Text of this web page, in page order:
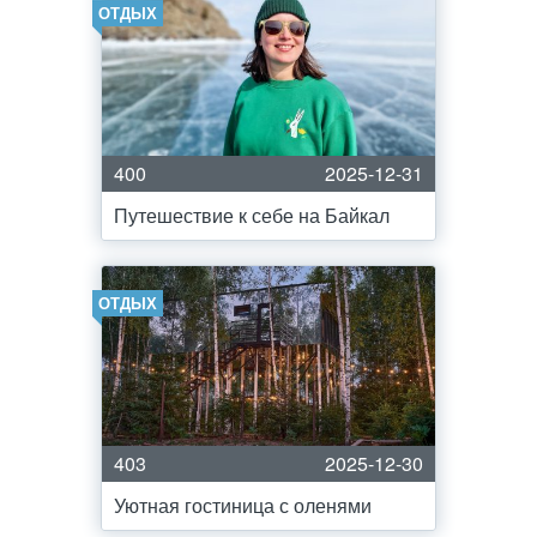
ОТДЫХ
400
2025-12-31
Путешествие к себе на Байкал
ОТДЫХ
403
2025-12-30
Уютная гостиница с оленями